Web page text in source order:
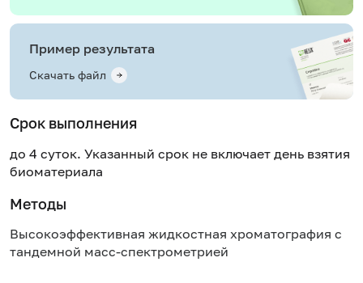
Пример результата
Скачать файл
Срок выполнения
до 4 суток. Указанный срок не включает день взятия
биоматериала
Методы
Высокоэффективная жидкостная хроматография с
тандемной масс-спектрометрией